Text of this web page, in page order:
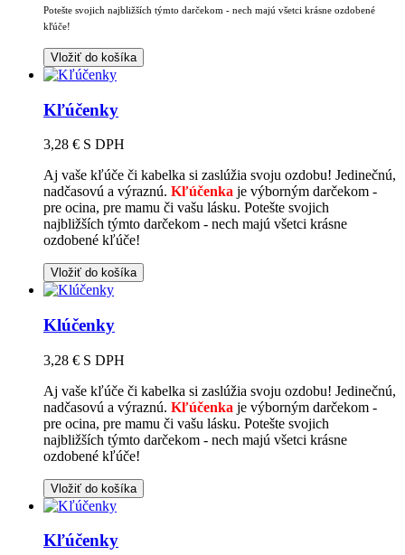
Potešte svojich najbližších týmto darčekom - nech majú všetci krásne ozdobené
kľúče!
Vložiť do košíka
Kľúčenky
3,28 € S DPH
Aj vaše kľúče či kabelka si zaslúžia svoju ozdobu! Jedinečnú,
nadčasovú a výraznú. Kľúčenka je výborným darčekom -
pre ocina, pre mamu či vašu lásku. Potešte svojich
najbližších týmto darčekom - nech majú všetci krásne
ozdobené kľúče!
Vložiť do košíka
Klúčenky
3,28 € S DPH
Aj vaše kľúče či kabelka si zaslúžia svoju ozdobu! Jedinečnú,
nadčasovú a výraznú. Kľúčenka je výborným darčekom -
pre ocina, pre mamu či vašu lásku. Potešte svojich
najbližších týmto darčekom - nech majú všetci krásne
ozdobené kľúče!
Vložiť do košíka
Kľúčenky